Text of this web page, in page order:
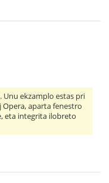
Unu ekzamplo estas pri
Opera, aparta fenestro
eta integrita ilobreto